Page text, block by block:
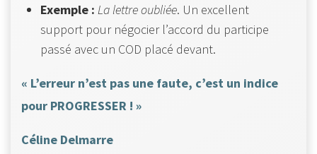
Exemple : La lettre oubliée. Un excellent
support pour négocier l’accord du participe
passé avec un COD placé devant.
« L’erreur n’est pas une faute, c’est un indice
pour PROGRESSER ! »
Céline Delmarre